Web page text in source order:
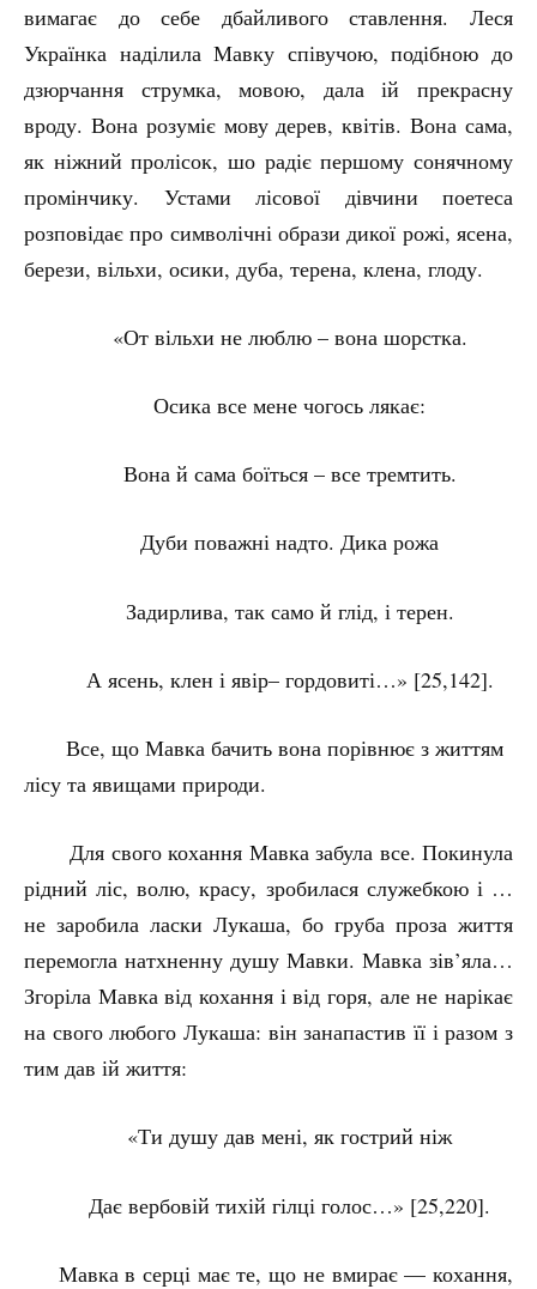
вимагає до себе дбайливого ставлення. Леся
Українка наділила Мавку співучою, подібною до
дзюрчання струмка, мовою, дала ій прекрасну
вроду. Вона розуміє мову дерев, квітів. Вона сама,
як ніжний пролісок, шо радіє першому сонячному
промінчику. Устами лісової дівчини поетеса
розповідає про символічні образи дикої рожі, ясена,
берези, вільхи, осики, дуба, терена, клена, глоду.
«От вільхи не люблю – вона шорстка.
Осика все мене чогось лякає:
Вона й сама боїться – все тремтить.
Дуби поважні надто. Дика рожа
Задирлива, так само й глід, і терен.
А ясень, клен і явір– гордовиті…» [25,142].
Все, що Мавка бачить вона порівнює з життям
лісу та явищами природи.
Для свого кохання Мавка забула все. Покинула
рідний ліс, волю, красу, зробилася служебкою і …
не заробила ласки Лукаша, бо груба проза життя
перемогла натхненну душу Мавки. Мавка зів’яла…
Згоріла Мавка від кохання і від горя, але не нарікає
на свого любого Лукаша: він занапастив її і разом з
тим дав ій життя:
«Ти душу дав мені, як гострий ніж
Дає вербовій тихій гілці голос…» [25,220].
Мавка в серці має те, що не вмирає — кохання,